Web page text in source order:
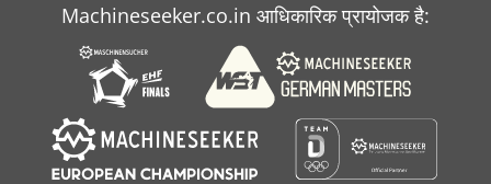
Machineseeker.co.in आधिकारिक प्रायोजक है: